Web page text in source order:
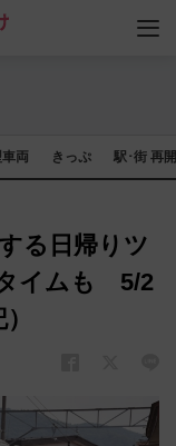
両 きっぷ 駅･街 再
る日帰りツ
イムも 5/2